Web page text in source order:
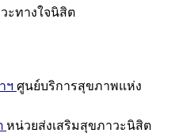
ะทางใจนิสิต
ฯ ศูนย์บริการสุขภาพแห่ง
หน่วยส่งเสริมสุขภาวะนิสิต